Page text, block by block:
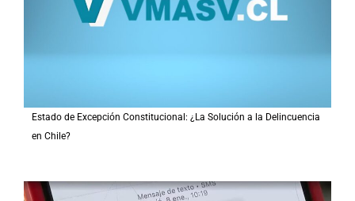
Estado de Excepción Constitucional: ¿La Solución a la Delincuencia
en Chile?